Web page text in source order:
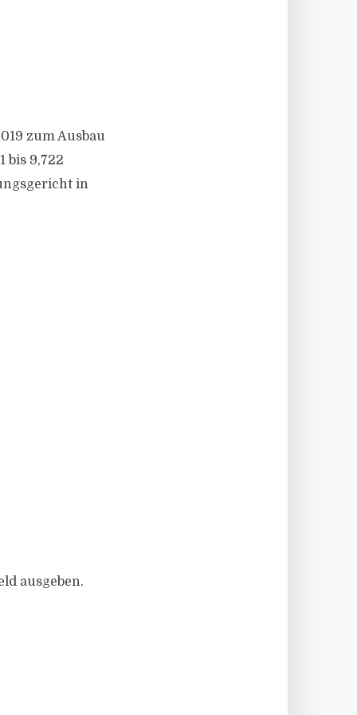
zum Ausbau
bis 9,722
in
ausgeben.